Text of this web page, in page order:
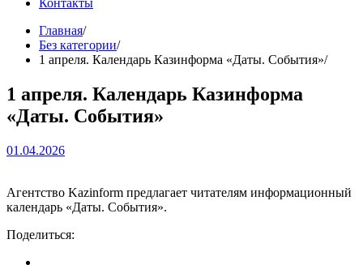
Контакты
Главная
Без категории
1 апреля. Календарь Казинформа «Даты. События»
1 апреля. Календарь Казинформа
«Даты. События»
01.04.2026
Агентство Kazinform предлагает читателям информационный
календарь «Даты. События».
Поделиться: